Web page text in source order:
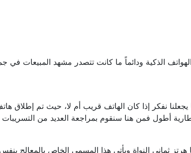
الذكية ودائماً ما كانت تتصدر مشهد المبيعات
أطول فمن هنا سنقوم بمراجعة العديد من التسريبات